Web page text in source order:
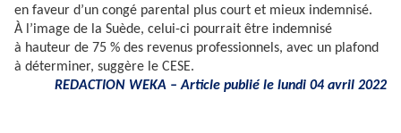
en faveur d’un congé parental plus court et mieux indemnisé.
À l’image de la Suède, celui-ci pourrait être indemnisé
à hauteur de 75 % des revenus professionnels, avec un plafond
à déterminer, suggère le CESE.
REDACTION WEKA – Article publié le lundi 04 avril 2022